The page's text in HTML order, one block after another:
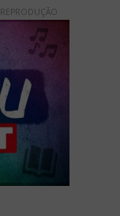
REPRODUÇÃO